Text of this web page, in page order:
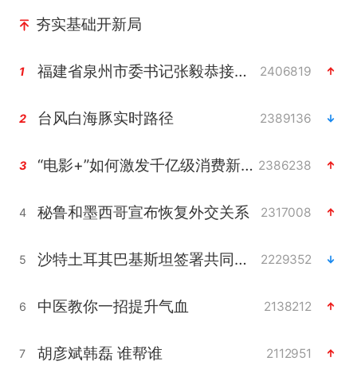
夯实基础开新局
1 福建省泉州市委书记张毅恭接受纪律审查和监察调查 2406819
2 台风白海豚实时路径 2389136
3 “电影+”如何激发千亿级消费新活力？ 2386238
4 秘鲁和墨西哥宣布恢复外交关系 2317008
5 沙特土耳其巴基斯坦签署共同防务协议 2229352
6 中医教你一招提升气血 2138212
7 胡彦斌韩磊 谁帮谁 2112951